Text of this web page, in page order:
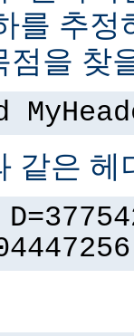
를 추
점을 찾
같은 헤